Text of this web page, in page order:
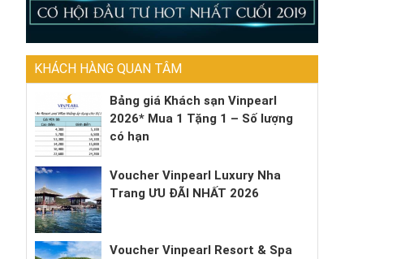
KHÁCH HÀNG QUAN TÂM
Bảng giá Khách sạn Vinpearl
2026* Mua 1 Tặng 1 – Số lượng
có hạn
Voucher Vinpearl Luxury Nha
Trang ƯU ĐÃI NHẤT 2026
Voucher Vinpearl Resort & Spa